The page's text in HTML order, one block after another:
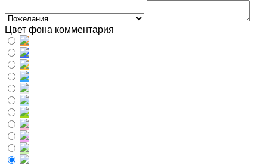
Цвет фона комментария